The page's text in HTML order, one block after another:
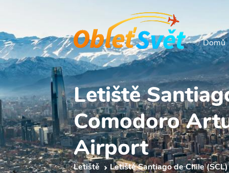
Domů
Letiště
Comodoro
Airport
Letiště Letiště Santiago de Chile (SCL)